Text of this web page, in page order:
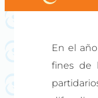
En el
fines de